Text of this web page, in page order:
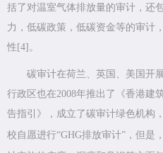
括了对温室气体排放量的审计，还
力，低碳政策，低碳资金等的审计
性[4]。
碳审计在荷兰、英国、美国开
行政区也在2008年推出了《香港建
告指引》，成立了碳审计绿色机构
校自愿进行“GHG排放审计”，但是，